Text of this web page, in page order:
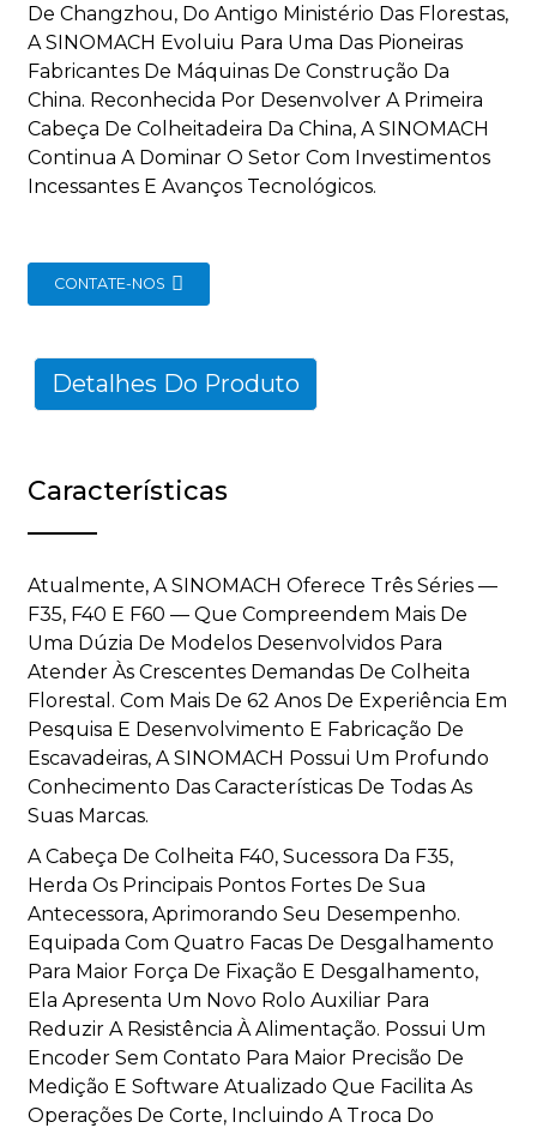
De Changzhou, Do Antigo Ministério Das Florestas,
A SINOMACH Evoluiu Para Uma Das Pioneiras
Fabricantes De Máquinas De Construção Da
China. Reconhecida Por Desenvolver A Primeira
Cabeça De Colheitadeira Da China, A SINOMACH
Continua A Dominar O Setor Com Investimentos
Incessantes E Avanços Tecnológicos.
CONTATE-NOS
Detalhes Do Produto
Características
Atualmente, A SINOMACH Oferece Três Séries —
F35, F40 E F60 — Que Compreendem Mais De
Uma Dúzia De Modelos Desenvolvidos Para
Atender Às Crescentes Demandas De Colheita
Florestal. Com Mais De 62 Anos De Experiência Em
Pesquisa E Desenvolvimento E Fabricação De
Escavadeiras, A SINOMACH Possui Um Profundo
Conhecimento Das Características De Todas As
Suas Marcas.
A Cabeça De Colheita F40, Sucessora Da F35,
Herda Os Principais Pontos Fortes De Sua
Antecessora, Aprimorando Seu Desempenho.
Equipada Com Quatro Facas De Desgalhamento
Para Maior Força De Fixação E Desgalhamento,
Ela Apresenta Um Novo Rolo Auxiliar Para
Reduzir A Resistência À Alimentação. Possui Um
Encoder Sem Contato Para Maior Precisão De
Medição E Software Atualizado Que Facilita As
Operações De Corte, Incluindo A Troca Do